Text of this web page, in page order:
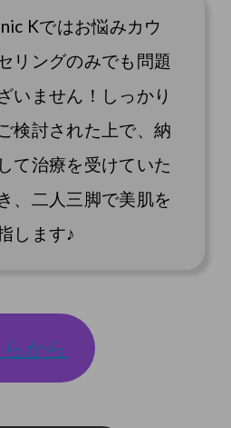
Kではお悩みカウ
リングのみでも問題
いません！しっかり
検討された上で、納
て治療を受けていた
、二人三脚で美肌を
します♪
から